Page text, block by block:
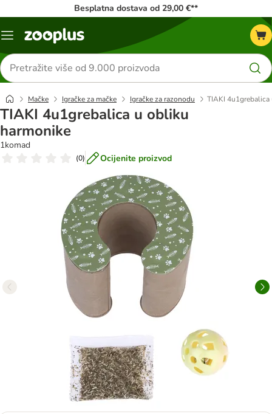
Besplatna dostava od 29,00 €**
Izbornik
Traži
proizvode
Mačke Igračke za mačke Igračke za razonodu TIAKI
TIAKI 4u1grebalica u obliku
harmonike
1komad
(0) Ocijenite proizvod